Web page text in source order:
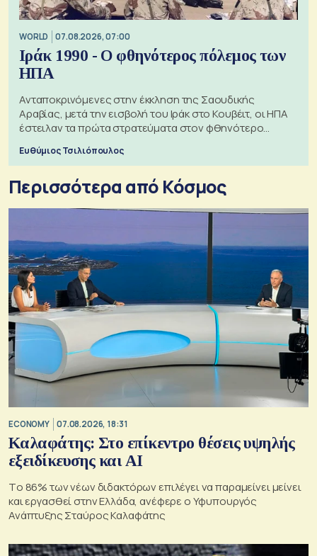
WORLD 07.08.2026, 07:00
Ιράκ 1990 - Ο φθηνότερος πόλεμος των
ΗΠΑ
Ανταποκρινόμενες στην έκκληση της Σαουδικής
Αραβίας, μετά την εισβολή του Ιράκ στο Κουβέιτ, οι ΗΠΑ
έστειλαν τα πρώτα στρατεύματα στον φθηνότερο
Ευθύμιος Τσιλιόπουλος
Περισσότερα από Κόσμος
ECONOMY 07.08.2026, 18:31
Καλαφάτης: Στο επίκεντρο θέσεις υψηλής
εξειδίκευσης και AI
Tο 86% των νέων διδακτόρων επιλέγει να παραμείνει μείνει
και εργασθεί στην Ελλάδα, ανέφερε ο Υφυπουργός
Ανάπτυξης Σταύρος Καλαφάτης